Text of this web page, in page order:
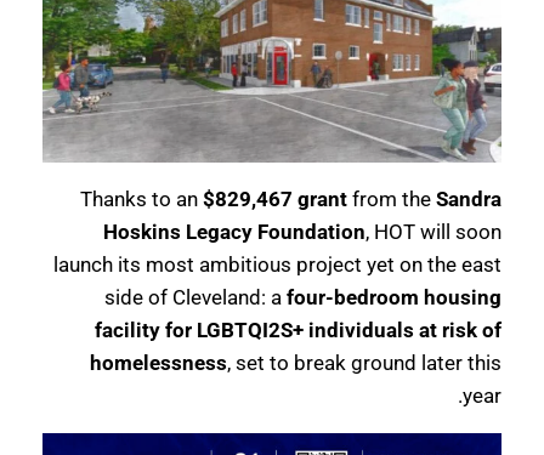
Thanks to an $829,467 grant from the Sandra
Hoskins Legacy Foundation, HOT will soon
launch its most ambitious project yet on the east
side of Cleveland: a four-bedroom housing
facility for LGBTQI2S+ individuals at risk of
homelessness, set to break ground later this
year.